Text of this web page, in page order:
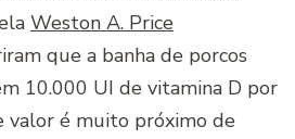
Weston A. Price
que a banha de porcos
10.000 UI de vitamina D por
valor é muito próximo de